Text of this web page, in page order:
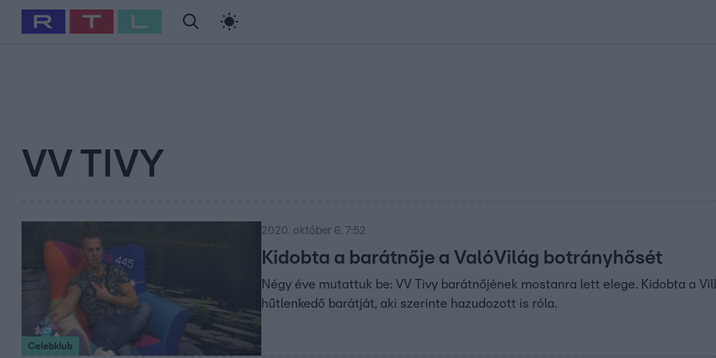
Babits Marcella Szellő István Most Wanted
VV TIVY
Celebklub
2020. október 6. 7:52
Kidobta a barátnője a ValóVilág botrányhősét
Négy éve mutattuk be: VV Tivy barátnőjének mostanra lett elege. Kidobta a
hűtlenkedő barátját, aki szerinte hazudozott is róla.